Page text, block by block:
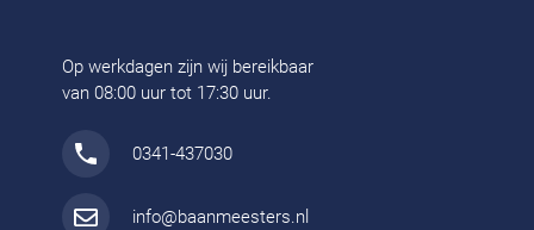
Op werkdagen zijn wij bereikbaar
van 08:00 uur tot 17:30 uur.
0341-437030
info@baanmeesters.nl